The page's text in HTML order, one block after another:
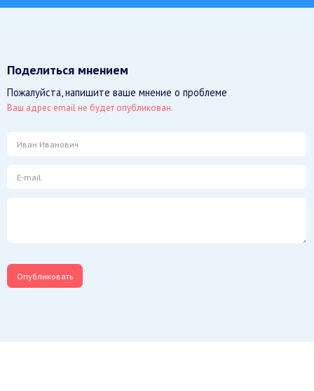
Поделиться мнением
Пожалуйста, напишите ваше мнение о проблеме
Ваш адрес email не будет опубликован.